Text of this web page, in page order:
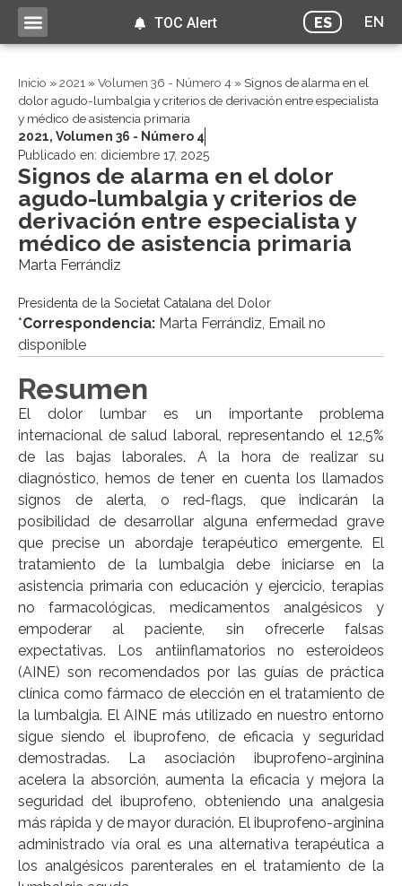
ES EN
TOC Alert
Inicio »2021 »Volumen 36 - Número 4 » Signos de alarma en el
dolor agudo-lumbalgia y criterios de derivación entre especialista
y médico de asistencia primaria
2021, Volumen 36 - Número 4
Publicado en: diciembre 17, 2025
Signos de alarma en el dolor
agudo-lumbalgia y criterios de
derivación entre especialista y
médico de asistencia primaria
Marta Ferrándiz
Presidenta de la Societat Catalana del Dolor
*Correspondencia: Marta Ferrándiz, Email no
disponible
Resumen
El dolor lumbar es un importante problema
internacional de salud laboral, representando el 12,5%
de las bajas laborales. A la hora de realizar su
diagnóstico, hemos de tener en cuenta los llamados
signos de alerta, o red-flags, que indicarán la
posibilidad de desarrollar alguna enfermedad grave
que precise un abordaje terapéutico emergente. El
tratamiento de la lumbalgia debe iniciarse en la
asistencia primaria con educación y ejercicio, terapias
no farmacológicas, medicamentos analgésicos y
empoderar al paciente, sin ofrecerle falsas
expectativas. Los antiinflamatorios no esteroideos
(AINE) son recomendados por las guías de práctica
clínica como fármaco de elección en el tratamiento de
la lumbalgia. El AINE más utilizado en nuestro entorno
sigue siendo el ibuprofeno, de eficacia y seguridad
demostradas. La asociación ibuprofeno-arginina
acelera la absorción, aumenta la eficacia y mejora la
seguridad del ibuprofeno, obteniendo una analgesia
más rápida y de mayor duración. El ibuprofeno-arginina
administrado vía oral es una alternativa terapéutica a
los analgésicos parenterales en el tratamiento de la